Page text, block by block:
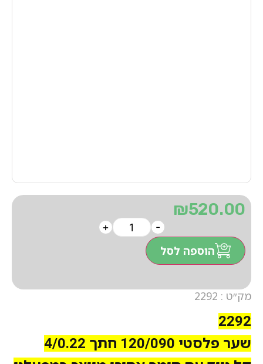
מק״ט : 2292
2292
שער פלסטי 120/090 חתך 4/0.22
₪520.00
-
+
הוספה לסל